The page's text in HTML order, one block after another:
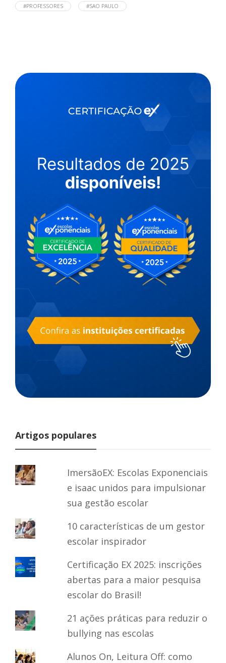
#PROFESSORES #SAO PAULO
Artigos populares
ImersãoEX: Escolas Exponenciais
e isaac unidos para impulsionar
sua gestão escolar
10 características de um gestor
escolar inspirador
Certificação EX 2025: inscrições
abertas para a maior pesquisa
escolar do Brasil!
21 ações práticas para reduzir o
bullying nas escolas
Alunos On, Leitura Off: como